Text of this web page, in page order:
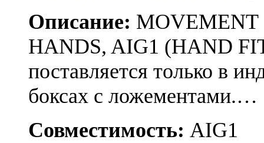
Описание: MOVEMENT
HANDS, AIG1 (HAND
поставляется только в
боксах с ложементами.…
Совместимость: AIG1